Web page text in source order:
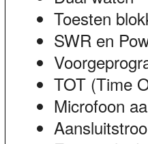
Toesten
SWR en
TOT (Time
Microfoon